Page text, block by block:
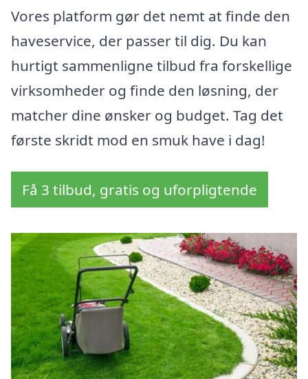
Vores platform gør det nemt at finde den
haveservice, der passer til dig. Du kan
hurtigt sammenligne tilbud fra forskellige
virksomheder og finde den løsning, der
matcher dine ønsker og budget. Tag det
første skridt mod en smuk have i dag!
Få 3 tilbud, gratis og uforpligtende